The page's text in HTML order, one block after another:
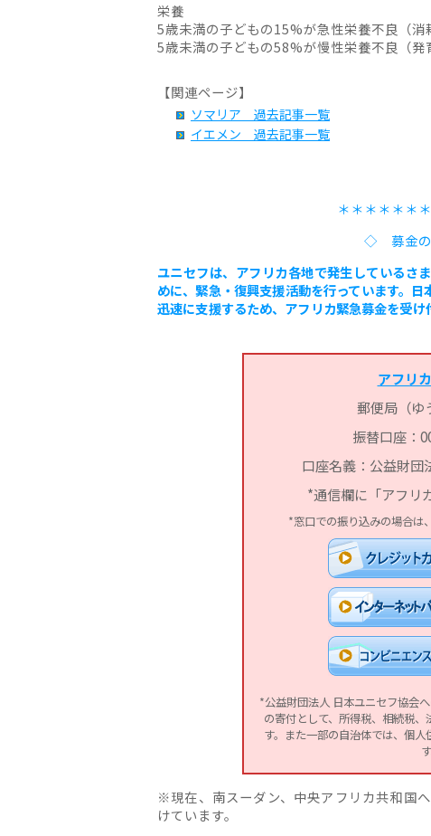
栄養
5歳未満の子どもの15%が急性栄養不良（消
5歳未満の子どもの58%が慢性栄養不良（発
【関連ページ】
ソマリア 過去記事一覧
イエメン 過去記事一覧
＊＊＊＊＊＊
◇ 募金
ユニセフは、アフリカ各地で発生しているさ
めに、緊急・復興支援活動を行っています。
迅速に支援するため、アフリカ緊急募金を受け
アフリ
郵便局（ゆ
振替口座：
口座名義：公益財団
*通信欄に「アフリ
*窓口での振り込みの場合は
*公益財団法人 日本ユニセフ協会
の寄付として、所得税、相続税
す。また一部の自治体では、個
す
※現在、南スーダン、中央アフリカ共和国
けています。